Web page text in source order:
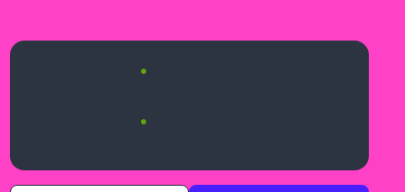
•
•